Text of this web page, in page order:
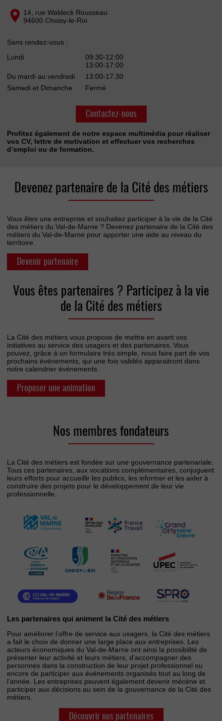
14, rue Waldeck Rousseau
94600 Choisy-le-Roi
Sans rendez-vous :
Lundi
09:30-12:00
13:00-17:00
Du mardi au vendredi
13:00-17:30
Samedi et Dimanche
Fermé
Contactez-nous
Profitez également de notre espace multimédia pour réaliser
vos CV, lettre de motivation et effectuer vos recherches
d’emploi ou de formation.
Devenez partenaire de la Cité des métiers
Vous êtes une entreprise et souhaitez participer à la vie de la Cité
des métiers du Val-de-Marne ? Devenez partenaire de la Cité des
métiers du Val-de-Marne pour apporter une aide au niveau du
territoire.
Devenir partenaire
Vous êtes partenaires ? Participez à la vie
de la Cité des métiers
La Cité des métiers vous propose de mettre en avant vos
initiatives au service des usagers et des partenaires. Vous
pouvez, grâce à un formulaire très simple, nous faire part de vos
prochains événements, qui une fois validés apparaitront dans
notre calendrier événements.
Proposer une animation
Nos membres fondateurs
La Cité des métiers est fondée sur une gouvernance partenariale.
Tous ces partenaires, aux vocations complémentaires, conjuguent
leurs efforts pour accueillir les publics, les informer et les aider à
construire des projets pour le développement de leur vie
professionnelle.
Les partenaires qui animent la Cité des métiers
Pour améliorer l’offre de service aux usagers, la Cité des métiers
a fait le choix de donner une large place aux entreprises. Les
acteurs économiques du Val-de-Marne ont ainsi la possibilité de
présenter leur activité et leurs métiers, d’accompagner des
personnes dans la construction de leur projet professionnel ou
encore de participer aux événements organisés tout au long de
l’année. Les entreprises peuvent également devenir mécène et
participer aux décisions au sein de la gouvernance de la Cité des
métiers.
Découvrir nos partenaires